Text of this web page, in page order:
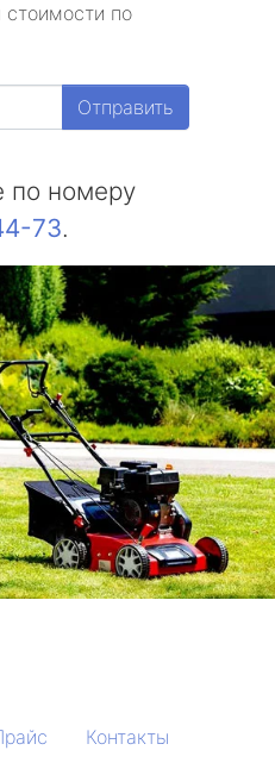
по
Отправить
по номеру
73.
Контакты